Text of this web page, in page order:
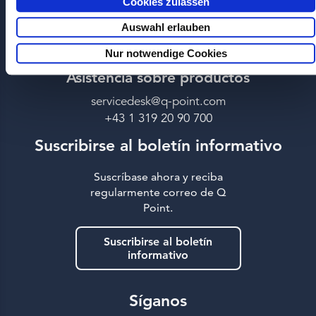
Auswahl erlauben
Nur notwendige Cookies
office@q-point.com
+43 1 319 20 90
Asistencia sobre productos
servicedesk@q-point.com
+43 1 319 20 90 700
Suscribirse al boletín informativo
Suscríbase ahora y reciba
regularmente correo de Q
Point.
Suscribirse al boletín
informativo
Síganos